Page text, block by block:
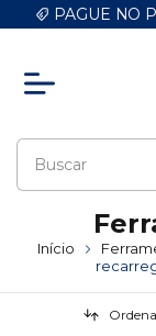
PAGUE NO
Início